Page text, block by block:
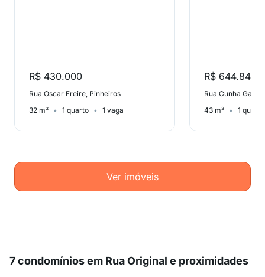
R$ 430.000
Rua Oscar Freire, Pinheiros
32 m²
1 quarto 1 vaga
R$ 644.847
Rua Cunha Gago,
43 m²
1 quarto
Ver imóveis
7 condomínios em Rua Original e proximidades